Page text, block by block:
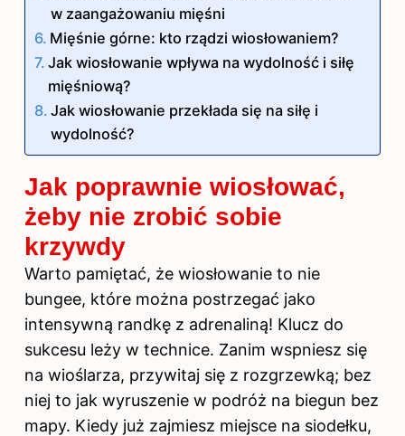
w zaangażowaniu mięśni
Mięśnie górne: kto rządzi wiosłowaniem?
Jak wiosłowanie wpływa na wydolność i siłę
mięśniową?
Jak wiosłowanie przekłada się na siłę i
wydolność?
Jak poprawnie wiosłować,
żeby nie zrobić sobie
krzywdy
Warto pamiętać, że wiosłowanie to nie
bungee, które można postrzegać jako
intensywną randkę z adrenaliną! Klucz do
sukcesu leży w technice. Zanim wspniesz się
na wioślarza, przywitaj się z rozgrzewką; bez
niej to jak wyruszenie w podróż na biegun bez
mapy. Kiedy już zajmiesz miejsce na siodełku,